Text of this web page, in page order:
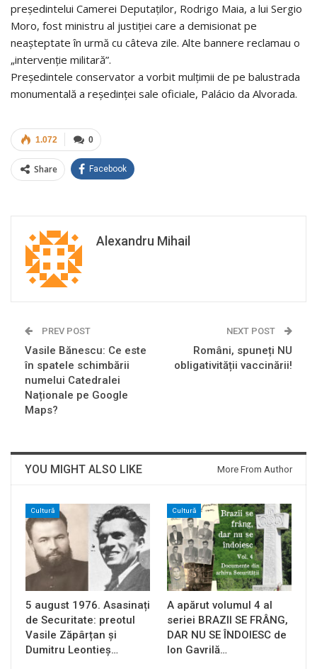
președintelui Camerei Deputaților, Rodrigo Maia, a lui Sergio
Moro, fost ministru al justiției care a demisionat pe
neașteptate în urmă cu câteva zile. Alte bannere reclamau o
„intervenție militară”.
Președintele conservator a vorbit mulțimii de pe balustrada
monumentală a reședinței sale oficiale, Palácio da Alvorada.
0
1.072
Share Facebook
Alexandru Mihail
PREV POST
Vasile Bănescu: Ce este
în spatele schimbării
numelui Catedralei
Naționale pe Google
Maps?
NEXT POST
Români, spuneți NU
obligativității vaccinării!
YOU MIGHT ALSO LIKE More From Author
Cultură
5 august 1976. Asasinați
de Securitate: preotul
Vasile Zăpârțan și
Dumitru Leontieș…
Cultură
A apărut volumul 4 al
seriei BRAZII SE FRÂNG,
DAR NU SE ÎNDOIESC de
Ion Gavrilă…